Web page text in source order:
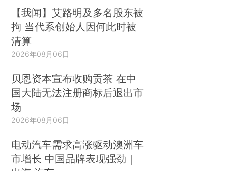
【我闻】艾路明及多名股东被
拘 当代系创始人因何此时被
清算
2026年08月06日
贝恩资本宣布收购贡茶 在中
国大陆无法注册商标后退出市
场
2026年08月06日
电动汽车需求高涨驱动澳洲车
市增长 中国品牌表现强劲｜